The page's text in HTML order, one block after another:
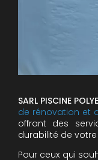
SARL PISCINE
de rénovation et
offrant des
durabilité de
Pour ceux qui